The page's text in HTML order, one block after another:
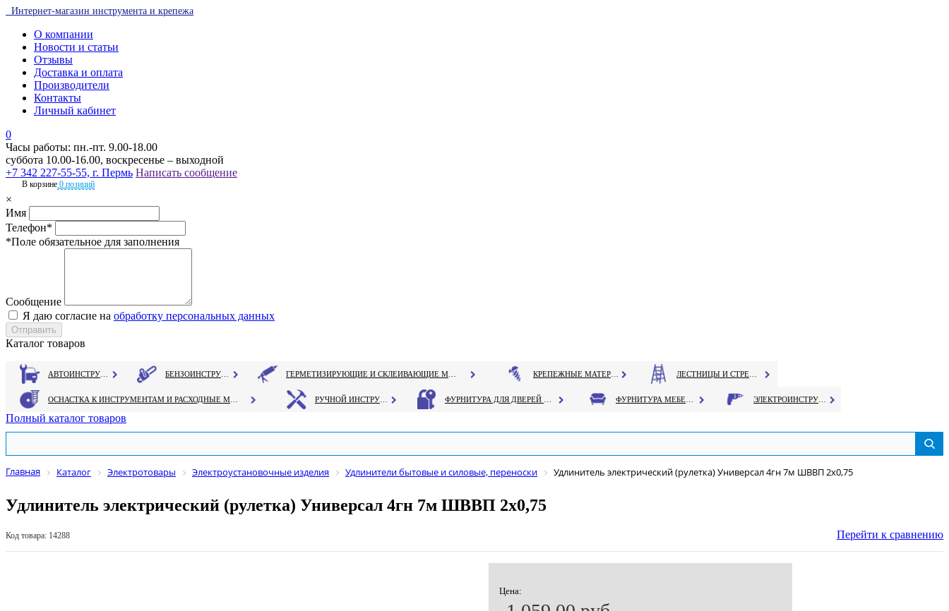
Интернет-магазин инструмента и крепежа
О компании
Новости и статьи
Отзывы
Доставка и оплата
Производители
Контакты
Личный кабинет
0
Часы работы: пн.-пт. 9.00-18.00
суббота 10.00-16.00, воскресенье – выходной
+7 342 227-55-55, г. Пермь Написать сообщение
В корзине 0 позиций
×
Имя
Телефон*
*Поле обязательное для заполнения
Сообщение
Я даю согласие на обработку персональных данных
Каталог товаров
Полный каталог товаров
Главная Каталог Электротовары Электроустановочные изделия Удлинители бытовые и силовые, переноски Удлинитель электрический (рулетка) Универсал 4гн 7м ШВВП 2х0,75
Удлинитель электрический (рулетка) Универсал 4гн 7м ШВВП 2х0,75
Код товара: 14288 Перейти к сравнению
Цена: